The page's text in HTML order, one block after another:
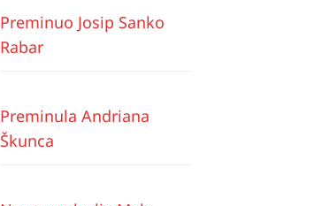
Preminuo Josip Sanko
Rabar
Preminula Andriana
Škunca